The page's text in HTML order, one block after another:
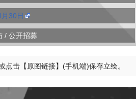
30日
/ 公开招募
点击【原图链接】(手机端)保存立绘。